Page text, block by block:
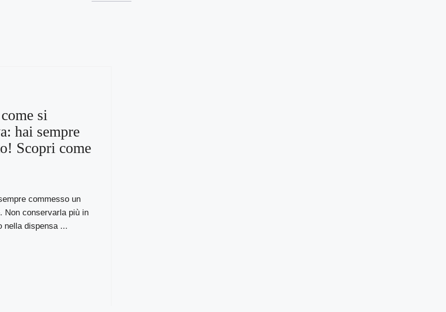
si
hai sempre
Scopri come
commesso un
Non conservarla più in
nella dispensa ...